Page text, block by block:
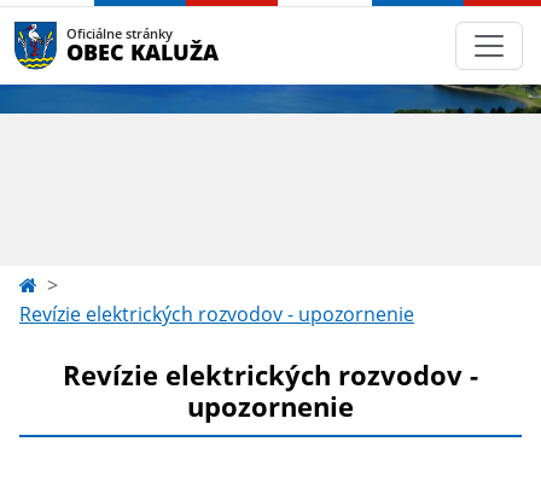
Oficiálne stránky
OBEC KALUŽA
Revízie elektrických rozvodov - upozornenie
Revízie elektrických rozvodov -
upozornenie